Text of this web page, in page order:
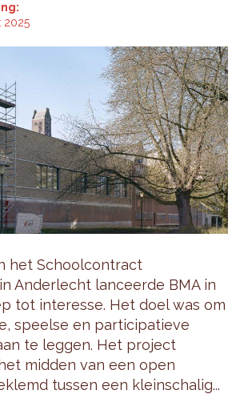
2025
het Schoolcontract
Anderlecht lanceerde BMA in
tot interesse. Het doel was om
speelse en participatieve
te leggen. Het project
midden van een open
tussen een kleinschalig...